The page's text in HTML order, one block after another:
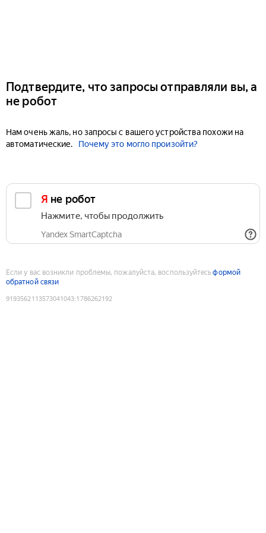
Подтвердите, что запросы отправляли вы, а
не робот
Нам очень жаль, но запросы с вашего устройства похожи на
автоматические.
Почему это могло произойти?
Я не робот
Нажмите, чтобы продолжить
Yandex SmartCaptcha
Если у вас возникли проблемы, пожалуйста, воспользуйтесьформой
обратной связи
9193562113573041043:1786262192